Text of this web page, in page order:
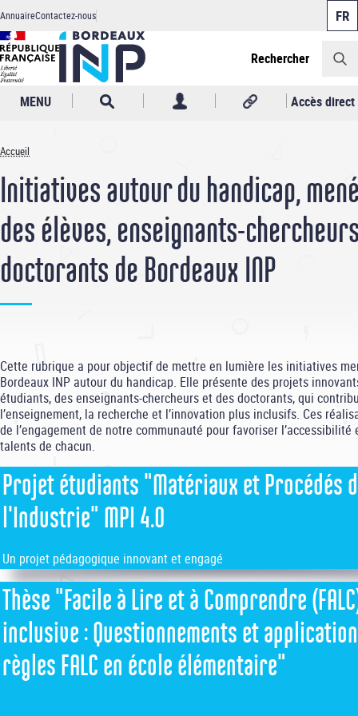
Aller
au
contenu
principal
Header
AnnuaireContactez-nous
Rechercher
MENU Accès direct
Fil
d'Ariane
Accueil
Initiatives autour du handicap,
des élèves, enseignants-
doctorants de Bordeaux INP
Cette rubrique a pour objectif de mettre en lumière les initiatives
Bordeaux INP autour du handicap. Elle présente des projets
étudiants, des enseignants-chercheurs et des doctorants, qui
l’enseignement, la recherche et l’innovation plus inclusifs. Ces
de l’engagement de notre communauté pour favoriser
talents de chacun.
Projet étudiants "Matériaux et Procédés
l'Industrie" MPI 4.0
Un projet pédagogique innovant et engagé
Porté par Cédric Le Bot et Damien Thuau, enseignants-chercheurs à
membres respectivement des laboratoires I2M et IMS *, ce projet
les étudiants à repenser les pratiques handisportives en intégrant
l'ingénierie, de l'ergonomie et de l'inclusion.
Chaque année, les élèves de 3e année en spécialisation MPI 4.0
Thèse "Facile à Lire et à Comprendre
inclusive : Questionnements et
règles FALC en école élémentaire"
Panneau de gestion des cookies